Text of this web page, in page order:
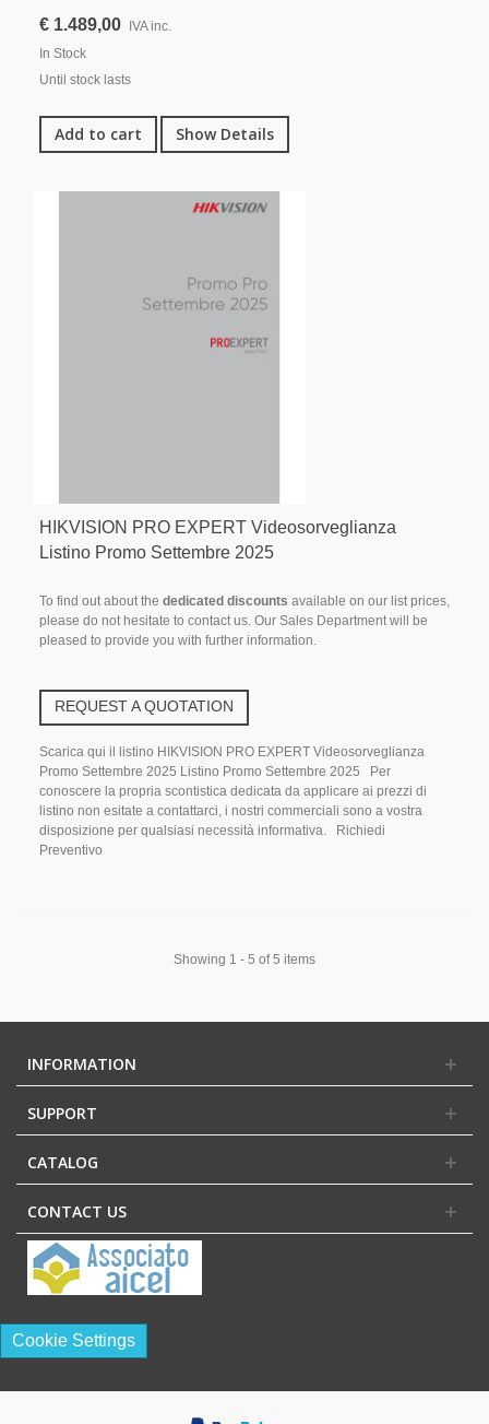
€ 1.489,00
IVA inc.
In Stock
Until stock lasts
Add to cart Show Details
HIKVISION PRO EXPERT Videosorveglianza
Listino Promo Settembre 2025
To find out about the dedicated discounts available on our list prices,
please do not hesitate to contact us. Our Sales Department will be
pleased to provide you with further information.
REQUEST A QUOTATION
Scarica qui il listino HIKVISION PRO EXPERT Videosorveglianza
Promo Settembre 2025 Listino Promo Settembre 2025 Per
conoscere la propria scontistica dedicata da applicare ai prezzi di
listino non esitate a contattarci, i nostri commerciali sono a vostra
disposizione per qualsiasi necessità informativa. Richiedi
Preventivo
Showing 1 - 5 of 5 items
INFORMATION
SUPPORT
CATALOG
CONTACT US
Cookie Settings